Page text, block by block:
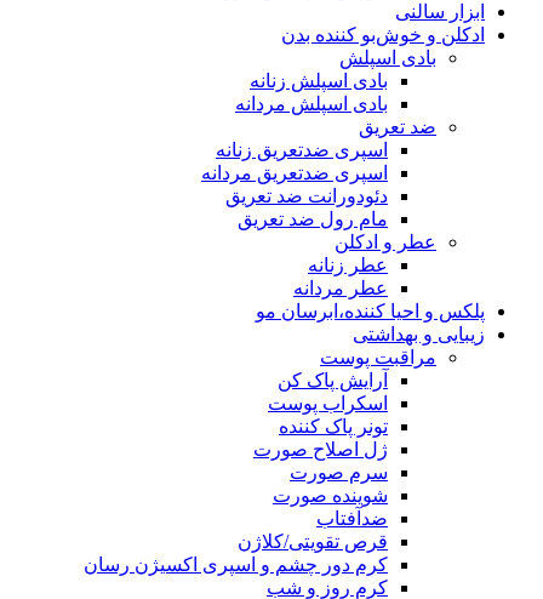
ابزار سالنی
ادکلن و خوش‌بو کننده بدن
بادی اسپلش
بادی اسپلش زنانه
بادی اسپلش مردانه
ضد تعریق
اسپری ضدتعریق زنانه
اسپری ضدتعریق مردانه
دئودورانت ضد تعریق
مام رول ضد تعریق
عطر و ادکلن
عطر زنانه
عطر مردانه
پلکس و احیا کننده،ابرسان مو
زیبایی و بهداشتی
مراقبت پوست
آرایش پاک کن
اسکراب پوست
تونر پاک کننده
ژل اصلاح صورت
سرم صورت
شوینده صورت
ضدآفتاب
قرص تقویتی/کلاژن
کرم دور چشم و اسپری اکسیژن رسان
کرم روز و شب